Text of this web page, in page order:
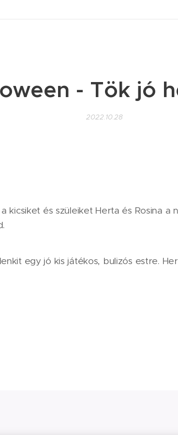
- Tök jó
2022.10.28
kicsiket és szüleiket Herta és Rosina a
egy jó kis játékos, bulizós estre.